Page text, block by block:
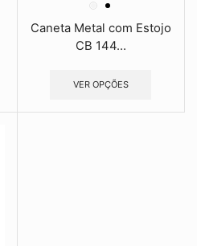
Caneta Metal com Estojo
CB 144...
VER OPÇÕES